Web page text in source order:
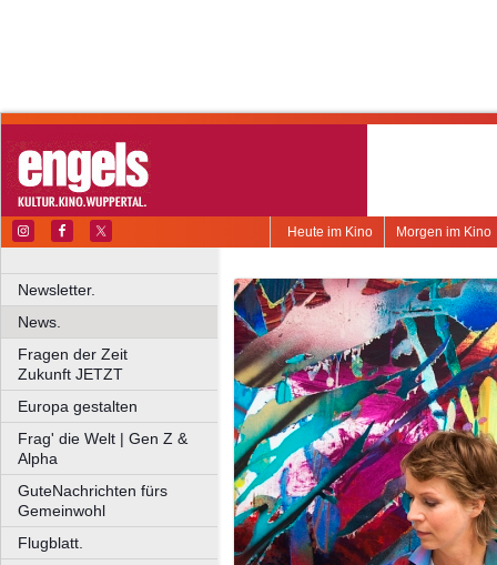
Morgen im Kino
Heute im Kino
Newsletter.
News.
Fragen der Zeit
Zukunft JETZT
Europa gestalten
Frag' die Welt | Gen Z &
Alpha
GuteNachrichten fürs
Gemeinwohl
Flugblatt.